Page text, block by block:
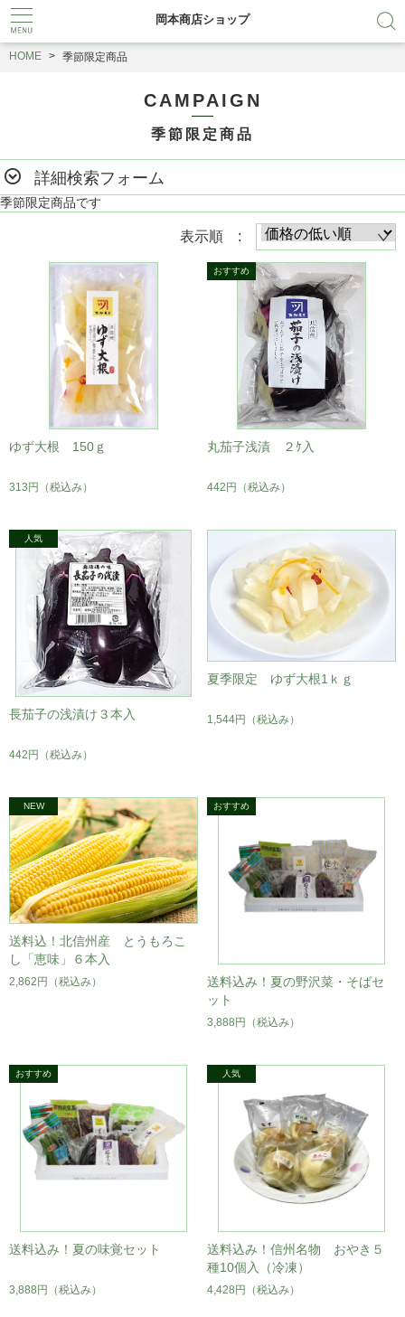
岡本商店ショップ
HOME 季節限定商品
CAMPAIGN
季節限定商品
詳細検索フォーム
季節限定商品です
表示順 :
ゆず大根 150ｇ
313円 （税込み）
丸茄子浅漬 ２ｹ入
442円 （税込み）
長茄子の浅漬け３本入
442円 （税込み）
夏季限定 ゆず大根1ｋｇ
1,544円 （税込み）
送料込！北信州産 とうもろこ
し「恵味」６本入
2,862円 （税込み）
送料込み！夏の野沢菜・そばセ
ット
3,888円 （税込み）
送料込み！夏の味覚セット
3,888円 （税込み）
送料込み！信州名物 おやき５
種10個入（冷凍）
4,428円 （税込み）